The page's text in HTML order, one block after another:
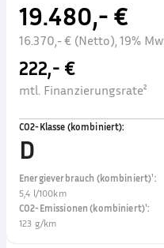
19.480,- €
16.370,- € (Netto), 19%
222,- €
mtl. Finanzierungsrate²
CO2-Klasse (kombiniert):
D
Energieverbrauch (kombiniert)¹:
5,4 l/100km
CO2-Emissionen (kombiniert)¹:
123 g/km